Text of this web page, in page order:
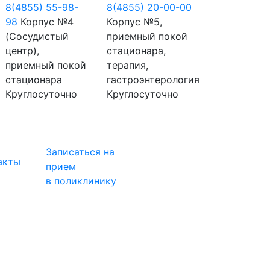
8(4855) 55-98-
98 Корпус №4
(Сосудистый
центр),
приемный покой
стационара
Круглосуточно
8(4855) 20-00-00
Корпус №5,
приемный покой
стационара,
терапия,
гастроэнтерология
Круглосуточно
Записаться на
прием
в поликлинику